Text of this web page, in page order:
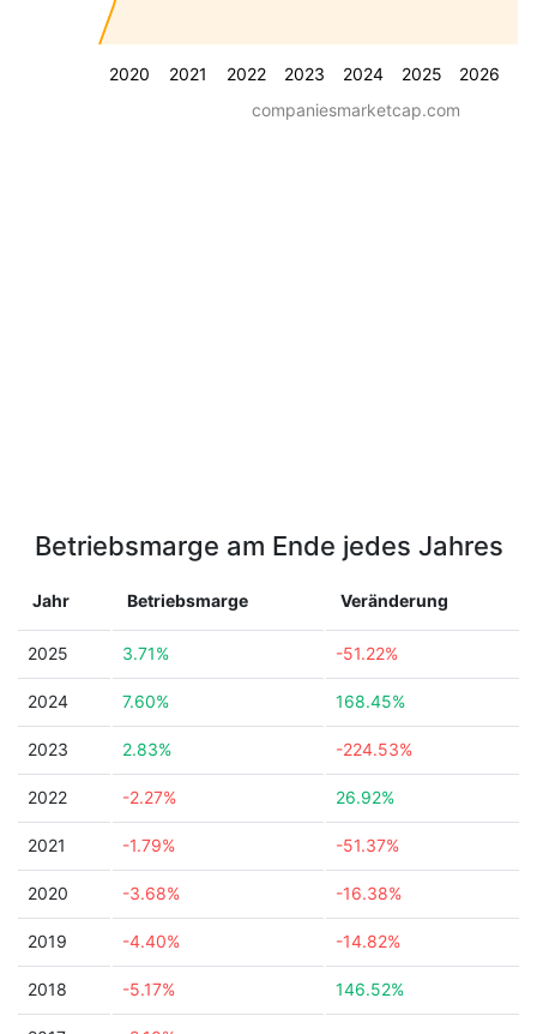
2020 2021 2022 2023 2024 2025 2026
companiesmarketcap.com
Betriebsmarge am Ende jedes Jahres
Jahr Betriebsmarge Veränderung
2025 3.71% -51.22%
2024 7.60% 168.45%
2023 2.83% -224.53%
2022 -2.27% 26.92%
2021 -1.79% -51.37%
2020 -3.68% -16.38%
2019 -4.40% -14.82%
2018 -5.17% 146.52%